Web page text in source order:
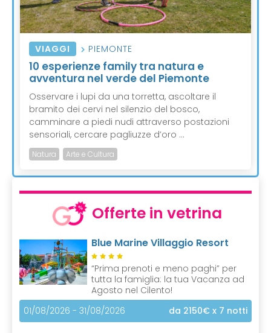
VIAGGI PIEMONTE
10 esperienze family tra natura e
avventura nel verde del Piemonte
Osservare i lupi da una torretta, ascoltare il
bramito dei cervi nel silenzio del bosco,
camminare a piedi nudi attraverso postazioni
sensoriali, cercare pagliuzze d’oro ...
Natura Arte e Cultura
Offerte in vetrina
Blue Marine Villaggio Resort
“Prima prenoti e meno paghi” per
tutta la famiglia: la tua Vacanza ad
Agosto nel Cilento!
01/08/2026 - 31/08/2026
da 2150€ x 7 notti